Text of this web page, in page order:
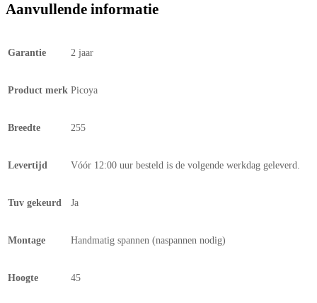
Aanvullende informatie
Garantie 2 jaar
Product merk Picoya
Breedte 255
Levertijd Vóór 12:00 uur besteld is de volgende werkdag geleverd.
Tuv gekeurd Ja
Montage Handmatig spannen (naspannen nodig)
Hoogte 45